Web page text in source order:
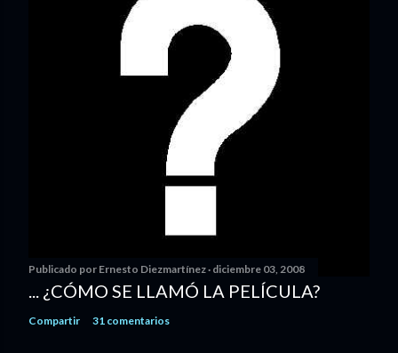
Publicado por Ernesto Diezmartínez diciembre 03, 2008
... ¿CÓMO SE LLAMÓ LA PELÍCULA?
Compartir 31 comentarios